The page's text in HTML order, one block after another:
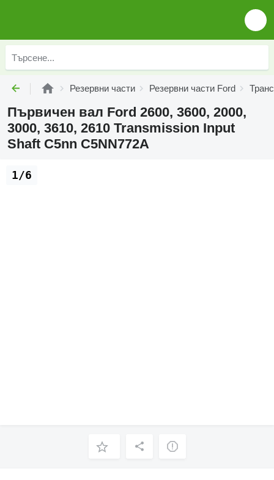
Резервни части Резервни части Ford
Първичен вал Ford 2600, 3600, 2000,
3000, 3610, 2610 Transmission Input
Shaft C5nn C5NN772A
1/6